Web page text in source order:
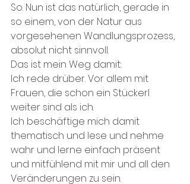
So. Nun ist das natürlich, gerade in
so einem, von der Natur aus
vorgesehenen Wandlungsprozess,
absolut nicht sinnvoll.
Das ist mein Weg damit:
Ich rede drüber. Vor allem mit
Frauen, die schon ein Stückerl
weiter sind als ich.
Ich beschäftige mich damit
thematisch und lese und nehme
wahr und lerne einfach präsent
und mitfühlend mit mir und all den
Veränderungen zu sein.